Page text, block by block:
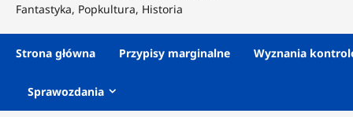
Fantastyka, Popkultura, Historia
Strona główna Przypisy marginalne Wyznania
Sprawozdania